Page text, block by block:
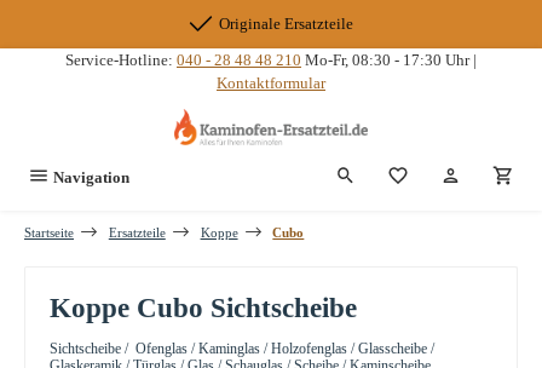
Originale Ersatzteile
Service-Hotline: 040 - 28 48 48 210 Mo-Fr, 08:30 - 17:30 Uhr |
Kontaktformular
Navigation Du hast 0
Startseite Ersatzteile Koppe Cubo
Koppe Cubo Sichtscheibe
Sichtscheibe / Ofenglas / Kaminglas / Holzofenglas / Glasscheibe /